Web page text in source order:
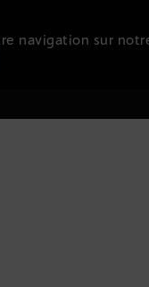
navigation sur